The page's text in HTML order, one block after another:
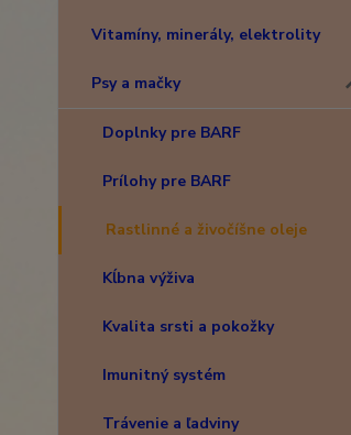
Vitamíny, minerály, elektrolity
Psy a mačky
Doplnky pre BARF
Prílohy pre BARF
Rastlinné a živočíšne oleje
Kĺbna výživa
Kvalita srsti a pokožky
Imunitný systém
Trávenie a ľadviny